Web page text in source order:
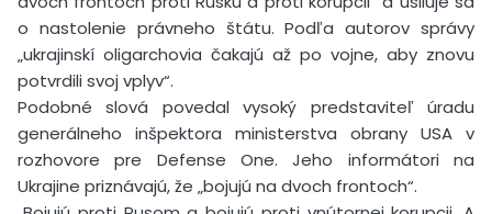
o nastolenie právneho štátu. Podľa autorov správy
„ukrajinskí oligarchovia čakajú až po vojne, aby znovu
potvrdili svoj vplyv“.
Podobné slová povedal vysoký predstaviteľ úradu
generálneho inšpektora ministerstva obrany USA v
rozhovore pre Defense One. Jeho informátori na
Ukrajine priznávajú, že „bojujú na dvoch frontoch“.